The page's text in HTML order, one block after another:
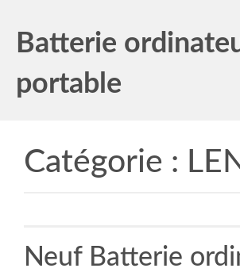
Batterie
portable
Catégorie :
Neuf Batterie